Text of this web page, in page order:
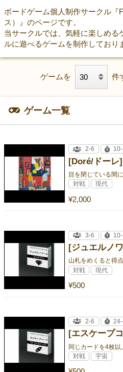
ボードゲーム個人制作サークル『
ス）』のページです。
当サークルでは、気軽に楽しめる
ルに遊べるゲームを制作しており
ゲームを 件
ゲーム一覧
[Doré/ドーレ]
¥2,000
2-6
対戦 現代
[ジュエルノ
¥500
3-6
対戦 現代
[エスケープ
2-6
対戦 宇宙